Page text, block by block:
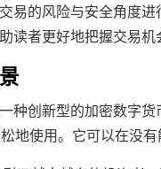
易的风险与安全角度
读者更好地把握交易机
种创新型的加密数字
地使用。它可以在没有